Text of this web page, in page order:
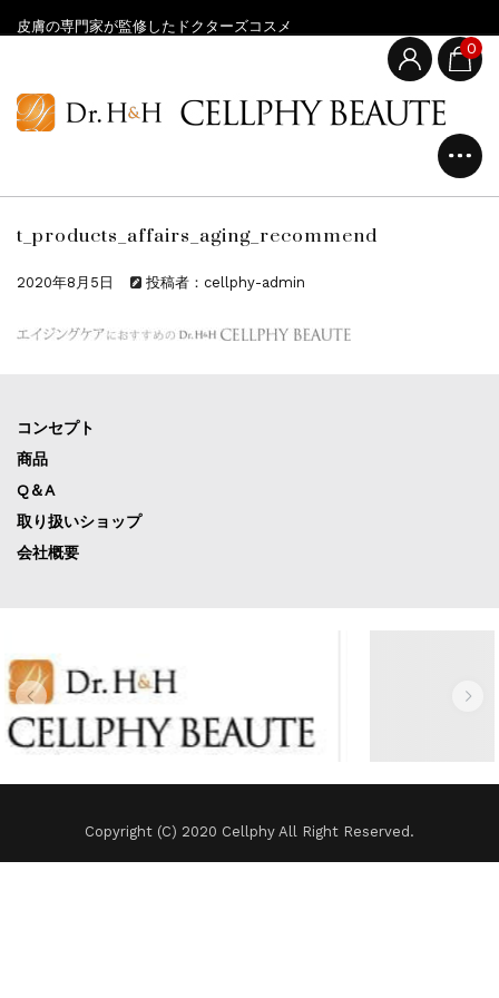
皮膚の専門家が監修したドクターズコスメ
0
t_products_affairs_aging_recommend
2020年8月5日 投稿者：cellphy-admin
コンセプト
商品
Q＆A
取り扱いショップ
会社概要
Copyright (C) 2020 Cellphy All Right Reserved.